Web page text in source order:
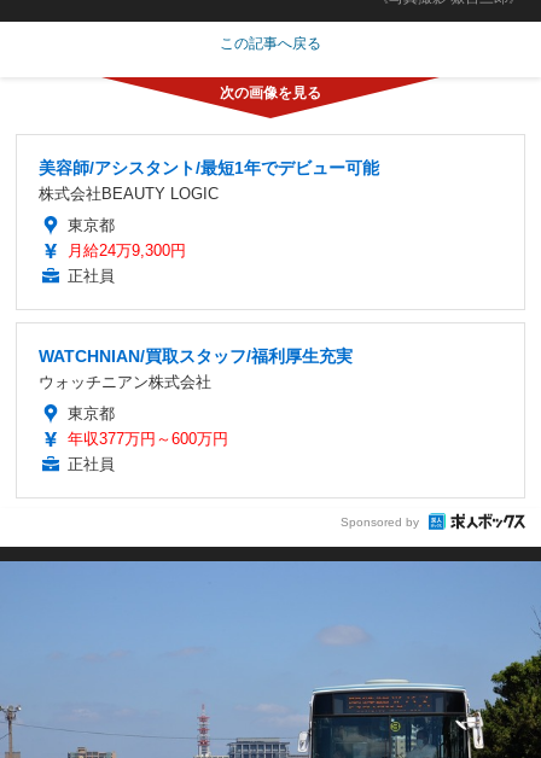
この記事へ戻る
美容師/アシスタント/最短1年でデビュー可能
株式会社BEAUTY LOGIC
東京都
月給24万9,300円
正社員
WATCHNIAN/買取スタッフ/福利厚生充実
ウォッチニアン株式会社
東京都
年収377万円～600万円
正社員
Sponsored by